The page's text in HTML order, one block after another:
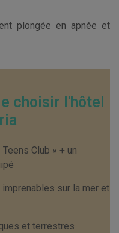
plongée en apnée et
choisir l'hôtel
Club » + un
sur la mer et
et terrestres